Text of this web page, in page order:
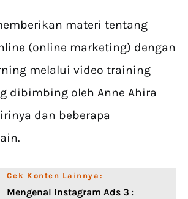
materi tentang
(online marketing) dengan
melalui video training
dibimbing oleh Anne Ahira
dan beberapa
Cek Konten Lainnya:
Mengenal Instagram Ads 3 :